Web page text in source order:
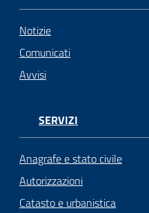
n
e
Tutti
gli
argomenti...
Notizie
Comunicati
Avvisi
SERVIZI
Anagrafe e stato civile
Autorizzazioni
Catasto e urbanistica